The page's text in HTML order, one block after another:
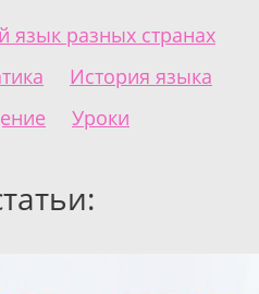
язык разных странах
История языка
Уроки